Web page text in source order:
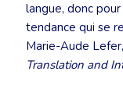
langue, donc pour
tendance qui se
Marie-Aude
Translation and